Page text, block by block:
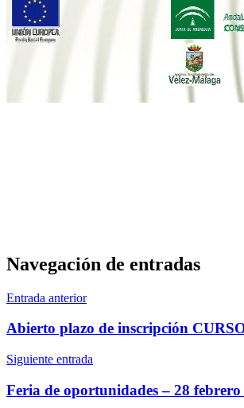
Navegación de entradas
Entrada anterior
Siguiente entrada